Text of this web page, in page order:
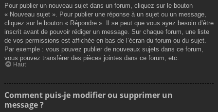
Pour publier un nouveau sujet dans un forum, cliquez sur le bouton
« Nouveau sujet ». Pour publier une réponse à un sujet ou un message,
cliquez sur le bouton « Répondre ». Il se peut que vous ayez besoin d’être
inscrit avant de pouvoir rédiger un message. Sur chaque forum, une liste
de vos permissions est affichée en bas de l’écran du forum ou du sujet.
Par exemple : vous pouvez publier de nouveaux sujets dans ce forum,
vous pouvez transférer des pièces jointes dans ce forum, etc.
Haut
Comment puis-je modifier ou supprimer un
message ?